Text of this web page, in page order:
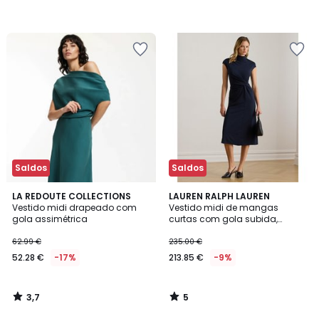
Saldos
LA REDOUTE COLLECTIONS
Vestido midi drapeado com
gola assimétrica
62.99 €
52.28 € -17%
3,7
/ 5
3,7
/
Saldos
LAUREN RALPH LAUREN
Vestido midi de mangas
curtas com gola subida,
235.00 €
213.85 € -9%
5
/
5
5
/